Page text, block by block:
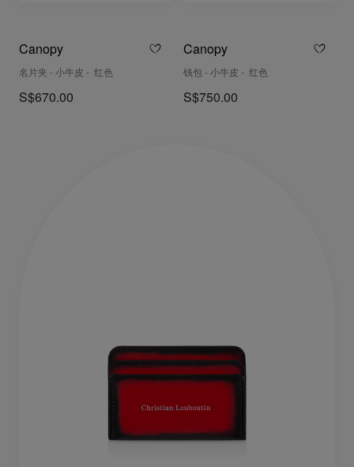
Canopy
名片夹 - 小牛皮 - 红色
S$670.00
Canopy
钱包 - 小牛皮 - 红色
S$750.00